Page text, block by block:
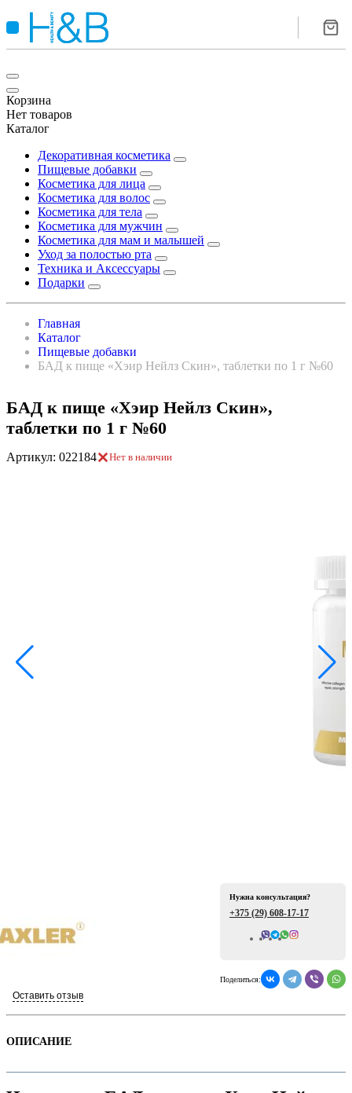
Корзина
Нет товаров
Каталог
Декоративная косметика
Пищевые добавки
Косметика для лица
Косметика для волос
Косметика для тела
Косметика для мужчин
Косметика для мам и малышей
Уход за полостью рта
Техника и Аксессуары
Подарки
Главная
Каталог
Пищевые добавки
БАД к пище «Хэир Нейлз Скин», таблетки по 1 г №60
БАД к пище «Хэир Нейлз Скин»,
таблетки по 1 г №60
Артикул: 022184 Нет в наличии
Всего отзывов: 0
Оставить отзыв
Нужна консультация?
+375 (29) 608-17-17
Поделиться:
ОПИСАНИЕ